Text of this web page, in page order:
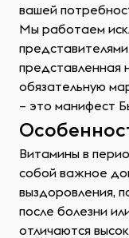
вашей
Мы работаем
представленная
обязательную
– это манифест
Витамины в
собой важное
выздоровления,
после болезни
отличаются